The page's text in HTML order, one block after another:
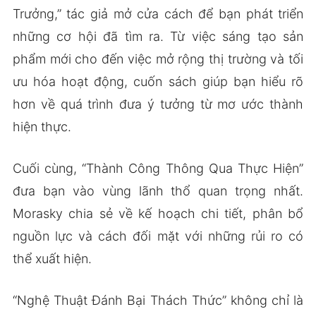
Trưởng,” tác giả mở cửa cách để bạn phát triển
những cơ hội đã tìm ra. Từ việc sáng tạo sản
phẩm mới cho đến việc mở rộng thị trường và tối
ưu hóa hoạt động, cuốn sách giúp bạn hiểu rõ
hơn về quá trình đưa ý tưởng từ mơ ước thành
hiện thực.
Cuối cùng, “Thành Công Thông Qua Thực Hiện”
đưa bạn vào vùng lãnh thổ quan trọng nhất.
Morasky chia sẻ về kế hoạch chi tiết, phân bổ
nguồn lực và cách đối mặt với những rủi ro có
thể xuất hiện.
“Nghệ Thuật Đánh Bại Thách Thức” không chỉ là